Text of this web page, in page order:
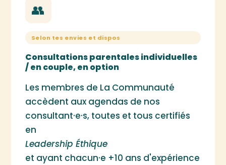
👥
Selon tes envies et dispos
Consultations parentales individuelles
/ en couple, en option
Les membres de La Communauté
accèdent aux agendas de nos
consultant·e·s, toutes et tous certifiés
en
Leadership Éthique
et ayant chacun·e +10 ans d'expérience